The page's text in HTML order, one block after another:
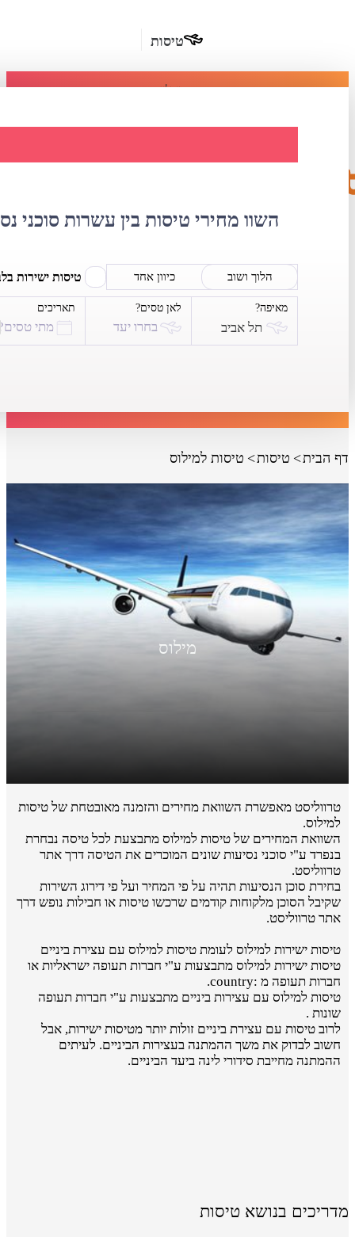
טיסות
מומלץ
בחו"ל
השכרת
רכב
השוו מחירי טיסות בין עשרות סוכני
הלוך ושוב כיוון אחד טיסות ישירות
מאיפה?
תל אביב
לאן טסים?
בחרו יעד
תאריכים
מתי
דף הבית טיסות טיסות למילוס
מילוס
טרווליסט מאפשרת השוואת מחירים והזמנה מאובטחת של טיסות
למילוס.
השוואת המחירים של טיסות למילוס מתבצעת לכל טיסה נבחרת
בנפרד ע"י סוכני נסיעות שונים המוכרים את הטיסה דרך אתר
טרווליסט.
בחירת סוכן הנסיעות תהיה על פי המחיר ועל פי דירוג השירות
שקיבל הסוכן מלקוחות קודמים שרכשו טיסות או חבילות נופש דרך
אתר טרווליסט.
טיסות ישירות למילוס לעומת טיסות למילוס עם עצירת ביניים
טיסות ישירות למילוס מתבצעות ע"י חברות תעופה ישראליות או
חברות תעופה מ :country.
טיסות למילוס עם עצירות ביניים מתבצעות ע"י חברות תעופה
שונות .
לרוב טיסות עם עצירת ביניים זולות יותר מטיסות ישירות, אבל
חשוב לבדוק את משך ההמתנה בעצירות הביניים. לעיתים
ההמתנה מחייבת סידורי לינה ביעד הביניים.
מדריכים בנושא טיסות